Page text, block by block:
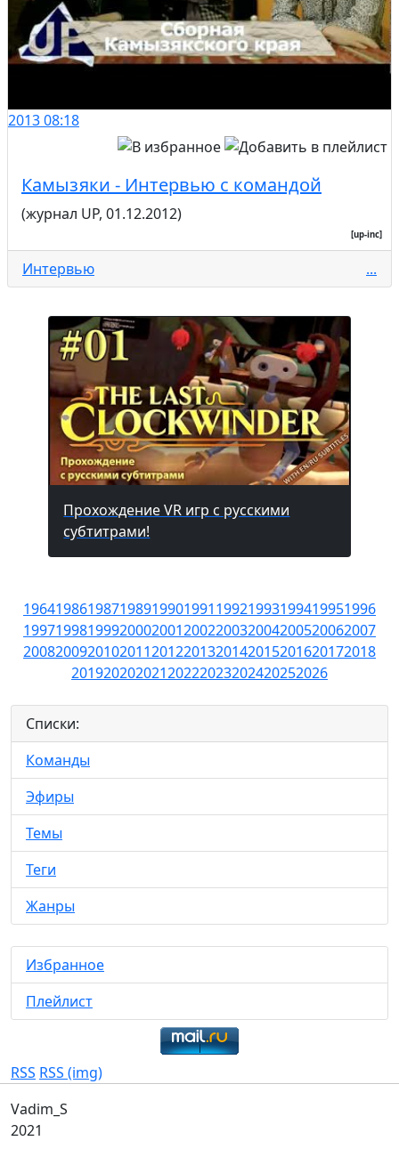
201308:18
Камызяки - Интервью с командой
(журнал UP, 01.12.2012)
[up-inc]
Интервью ...
Прохождение VR игр с русскими
субтитрами!
19641986198719891990199119921993199419951996
19971998199920002001200220032004200520062007
20082009201020112012201320142015201620172018
20192020202120222023202420252026
Списки:
Команды
Эфиры
Темы
Теги
Жанры
Избранное
Плейлист
RSS RSS (img)
Vadim_S
2021